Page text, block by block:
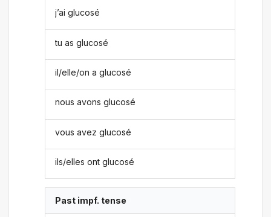
j’ai glucosé
tu as glucosé
il/elle/on a glucosé
nous avons glucosé
vous avez glucosé
ils/elles ont glucosé
Past impf. tense